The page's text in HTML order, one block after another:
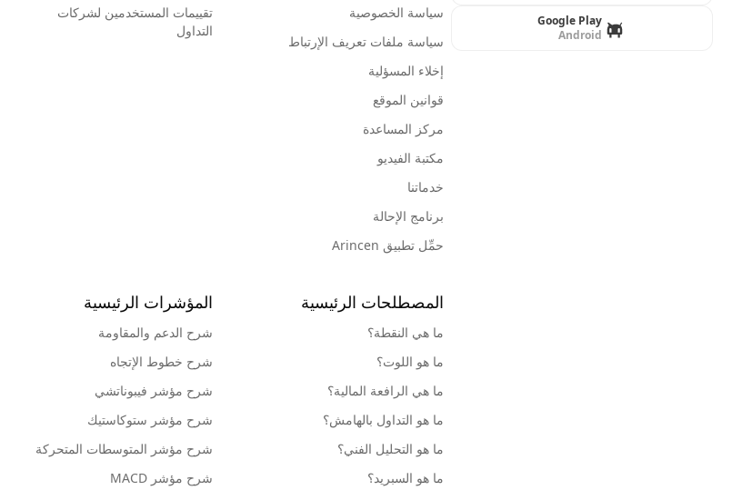
Google Play
Android
سياسة الخصوصية
سياسة ملفات تعريف الإرتباط
إخلاء المسؤلية
قوانين الموقع
مركز المساعدة
مكتبة الفيديو
خدماتنا
برنامج الإحالة
حمِّل تطبيق Arincen
تقييمات المستخدمين لشركات
التداول
المصطلحات الرئيسية
ما هي النقطة؟
ما هو اللوت؟
ما هي الرافعة المالية؟
ما هو التداول بالهامش؟
ما هو التحليل الفني؟
ما هو السبريد؟
المؤشرات الرئيسية
شرح الدعم والمقاومة
شرح خطوط الإتجاه
شرح مؤشر فيبوناتشي
شرح مؤشر ستوكاستيك
شرح مؤشر المتوسطات المتحركة
شرح مؤشر MACD